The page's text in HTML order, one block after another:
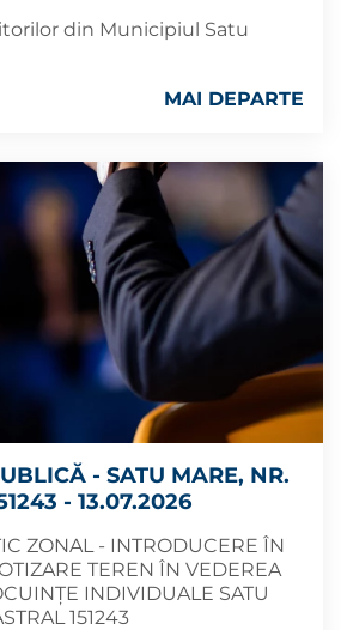
din Municipiul Satu
MAI DEPARTE
- SATU MARE, NR.
- 13.07.2026
ZONAL - INTRODUCERE ÎN
TEREN ÎN VEDEREA
INDIVIDUALE SATU
151243